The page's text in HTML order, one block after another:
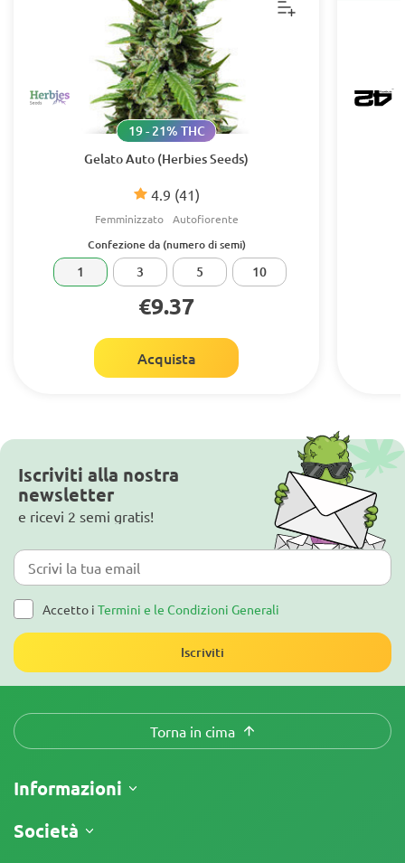
Gelato Auto (Herbies Seeds)
4.9 (41)
19 - 21% THC
Femminizzato Autofiorente
Confezione da (numero di semi)
1 3 5 10
€9.37
Acquista
Iscriviti alla nostra
newsletter
e ricevi 2 semi gratis!
Accetto i Termini e le Condizioni Generali
Iscriviti
Torna in cima
Informazioni
Spedizione
Società